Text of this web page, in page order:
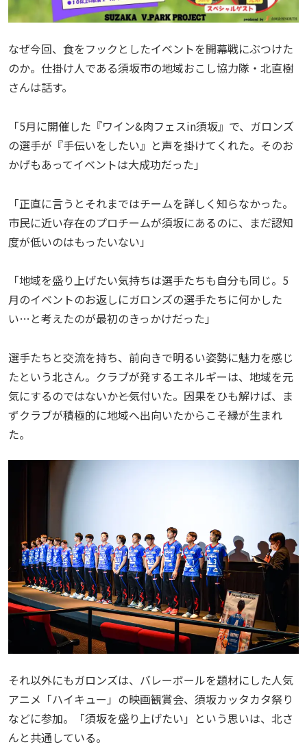
なぜ今回、食をフックとしたイベントを開幕戦にぶつけた
のか。仕掛け人である須坂市の地域おこし協力隊・北直樹
さんは話す。
「5月に開催した『ワイン&肉フェスin須坂』で、ガロンズ
の選手が『手伝いをしたい』と声を掛けてくれた。そのお
かげもあってイベントは大成功だった」
「正直に言うとそれまではチームを詳しく知らなかった。
市民に近い存在のプロチームが須坂にあるのに、まだ認知
度が低いのはもったいない」
「地域を盛り上げたい気持ちは選手たちも自分も同じ。5
月のイベントのお返しにガロンズの選手たちに何かした
い…と考えたのが最初のきっかけだった」
選手たちと交流を持ち、前向きで明るい姿勢に魅力を感じ
たという北さん。クラブが発するエネルギーは、地域を元
気にするのではないか――と気付いた。因果をひも解けば、ま
ずクラブが積極的に地域へ出向いたからこそ縁が生まれ
た。
それ以外にもガロンズは、バレーボールを題材にした人気
アニメ「ハイキュー」の映画観賞会、須坂カッタカタ祭り
などに参加。「須坂を盛り上げたい」という思いは、北さ
んと共通している。